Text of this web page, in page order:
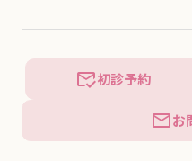
初診予約
お